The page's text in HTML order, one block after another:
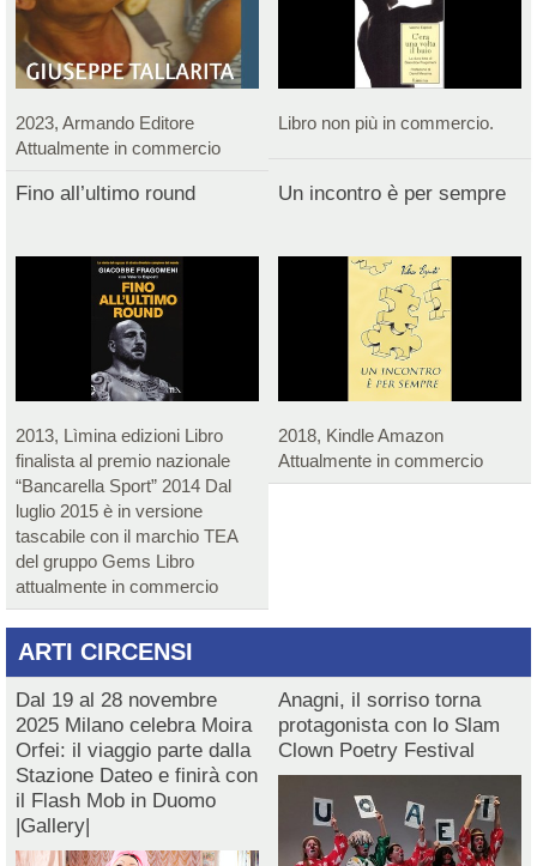
2023, Armando Editore
Attualmente in commercio
Libro non più in commercio.
Fino all’ultimo round
2013, Lìmina edizioni Libro
finalista al premio nazionale
“Bancarella Sport” 2014 Dal
luglio 2015 è in versione
tascabile con il marchio TEA
del gruppo Gems Libro
attualmente in commercio
Un incontro è per sempre
2018, Kindle Amazon
Attualmente in commercio
ARTI CIRCENSI
Dal 19 al 28 novembre
2025 Milano celebra Moira
Orfei: il viaggio parte dalla
Stazione Dateo e finirà con
il Flash Mob in Duomo
|Gallery|
Anagni, il sorriso torna
protagonista con lo Slam
Clown Poetry Festival